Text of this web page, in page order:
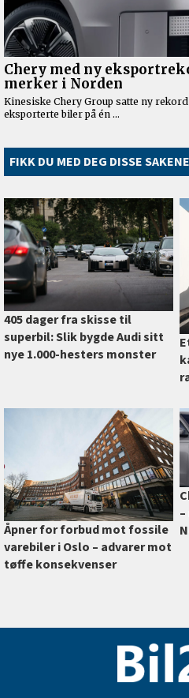
FIKK DU MED DEG DISSE
405 dager fra skisse til
superbil: Slik bygde Audi sitt
nye 1.000-hesters monster
Åpner for forbud mot fossile
varebiler i Oslo –⁠ advarer mot
tøffe konsekvenser